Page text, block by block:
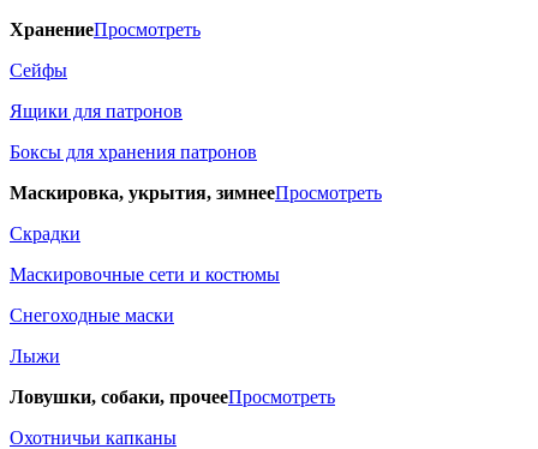
ХранениеПросмотреть
Сейфы
Ящики для патронов
Боксы для хранения патронов
Маскировка, укрытия, зимнееПросмотреть
Скрадки
Маскировочные сети и костюмы
Снегоходные маски
Лыжи
Ловушки, собаки, прочееПросмотреть
Охотничьи капканы